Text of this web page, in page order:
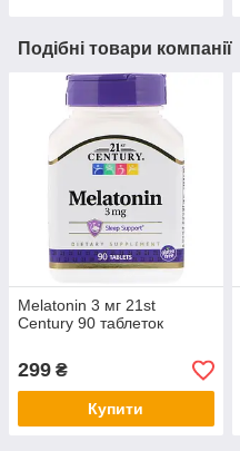
Подібні товари компанії
Melatonin 3 мг 21st
Century 90 таблеток
299 ₴
Купити